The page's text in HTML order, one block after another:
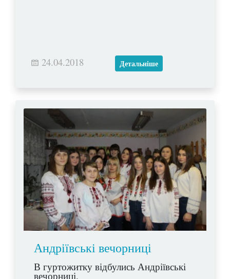
24.04.2018 Детальніше
Андріївські вечорниці
В гуртожитку відбулись Андріївські
вечорниці.